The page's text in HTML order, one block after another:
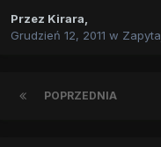
Przez Kirara,
Grudzień 12, 2011 w
POPRZEDNIA